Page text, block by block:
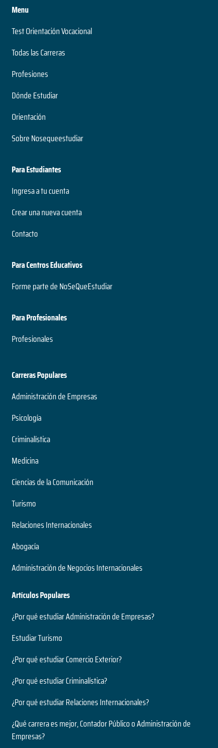
Menu
Test Orientación Vocacional
Todas las Carreras
Profesiones
Dónde Estudiar
Orientación
Sobre Nosequeestudiar
Para Estudiantes
Ingresa a tu cuenta
Crear una nueva cuenta
Contacto
Para Centros Educativos
Forme parte de NoSeQueEstudiar
Para Profesionales
Profesionales
Carreras Populares
Administración de Empresas
Psicología
Criminalística
Medicina
Ciencias de la Comunicación
Turismo
Relaciones Internacionales
Abogacía
Administración de Negocios Internacionales
Artículos Populares
¿Por qué estudiar Administración de Empresas?
Estudiar Turismo
¿Por qué estudiar Comercio Exterior?
¿Por qué estudiar Criminalística?
¿Por qué estudiar Relaciones Internacionales?
¿Qué carrera es mejor, Contador Público o Administración de
Empresas?